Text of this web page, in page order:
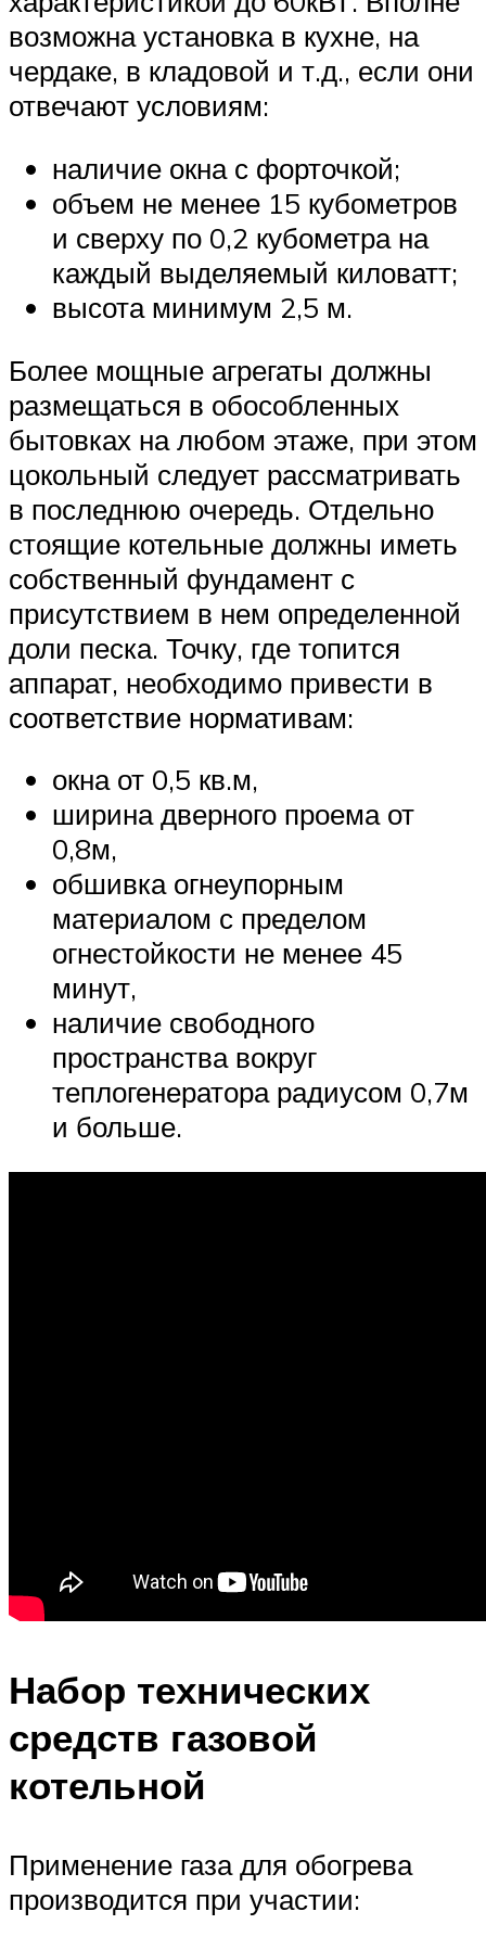
возможна установка в кухне, на
чердаке, в кладовой и т.д., если они
отвечают условиям:
наличие окна с форточкой;
объем не менее 15 кубометров
и сверху по 0,2 кубометра на
каждый выделяемый киловатт;
высота минимум 2,5 м.
Более мощные агрегаты должны
размещаться в обособленных
бытовках на любом этаже, при этом
цокольный следует рассматривать
в последнюю очередь. Отдельно
стоящие котельные должны иметь
собственный фундамент с
присутствием в нем определенной
доли песка. Точку, где топится
аппарат, необходимо привести в
соответствие нормативам:
окна от 0,5 кв.м,
ширина дверного проема от
0,8м,
обшивка огнеупорным
материалом с пределом
огнестойкости не менее 45
минут,
наличие свободного
пространства вокруг
теплогенератора радиусом 0,7м
и больше.
Набор технических
средств газовой
котельной
Применение газа для обогрева
производится при участии: